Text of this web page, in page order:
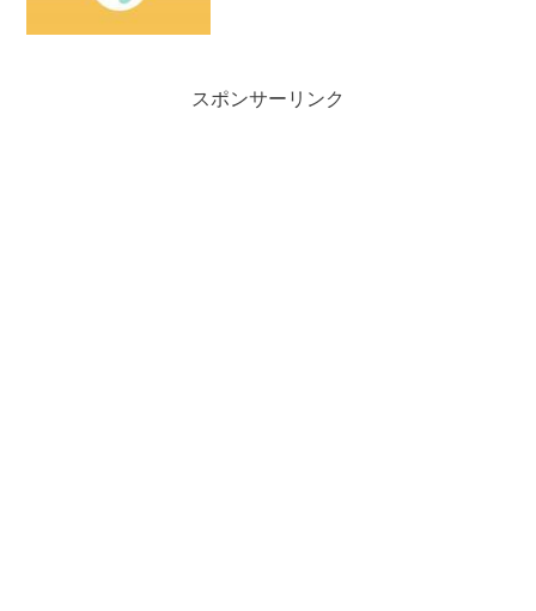
スポンサーリンク